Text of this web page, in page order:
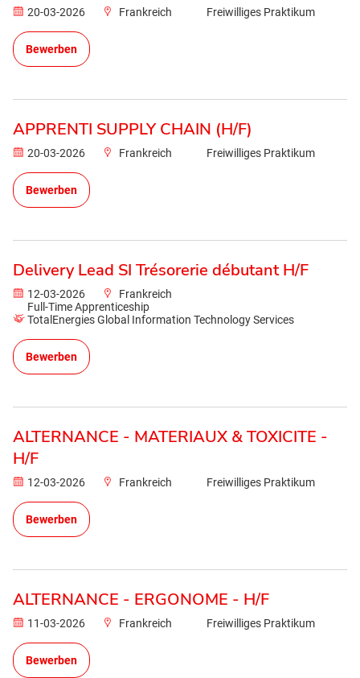
20-03-2026 Frankreich Freiwilliges Praktikum
Bewerben
APPRENTI SUPPLY CHAIN (H/F)
20-03-2026 Frankreich Freiwilliges Praktikum
Bewerben
Delivery Lead SI Trésorerie débutant H/F
12-03-2026
Frankreich
Full-Time Apprenticeship
TotalEnergies Global Information Technology Services
Bewerben
ALTERNANCE - MATERIAUX & TOXICITE -
H/F
12-03-2026 Frankreich Freiwilliges Praktikum
Bewerben
ALTERNANCE - ERGONOME - H/F
11-03-2026 Frankreich Freiwilliges Praktikum
Bewerben